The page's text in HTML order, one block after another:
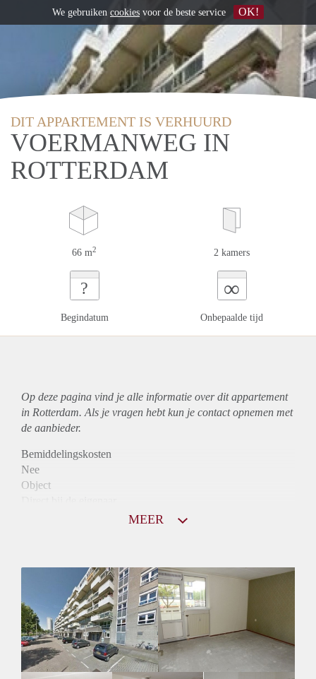
DIT APPARTEMENT IS VERHUURD
VOERMANWEG IN
ROTTERDAM
66 m2 2 kamers
?
Begindatum
∞
Onbepaalde tijd
Op deze pagina vind je alle informatie over ditappartement
in Rotterdam. Als je vragen hebt kun je contact opnemen met
de aanbieder.
Bemiddelingskosten
Nee
Object
Inkomen eis
N.V.T.
Huurtermijn
Onbepaalde termijn
Oplevering
MEER
We gebruiken cookies voor de beste service OK!